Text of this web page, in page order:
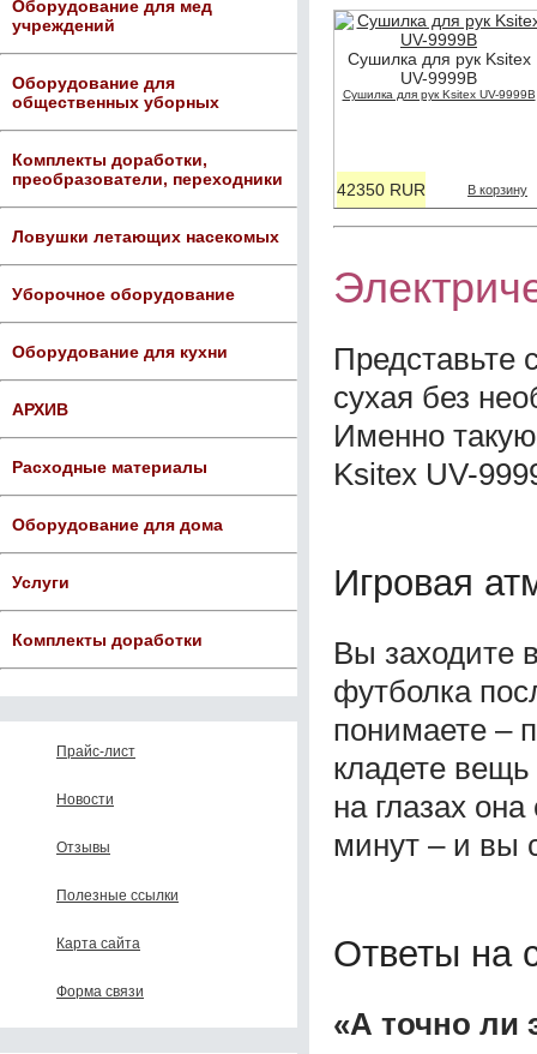
Оборудование для мед
учреждений
Оборудование для
общественных уборных
Комплекты доработки,
преобразователи, переходники
Ловушки летающих насекомых
Уборочное оборудование
Оборудование для кухни
АРХИВ
Расходные материалы
Оборудование для дома
Услуги
Комплекты доработки
Прайс-лист
Новости
Отзывы
Полезные ссылки
Карта сайта
Форма связи
Сушилка для рук Ksitex
UV-9999В
Сушилка для рук Ksitex UV-9999В
42350 RUR В корзину
Представьте
сухая без
Именно
Ksitex UV-
Игровая
Вы заходите
футболка
понимаете –
кладете
на глазах
минут – и вы
Ответы на
«А точно ли